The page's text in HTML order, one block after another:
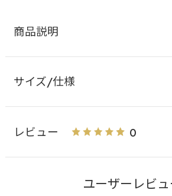
商品説明
サイズ/仕様
レビュー 0
ユーザーレビ